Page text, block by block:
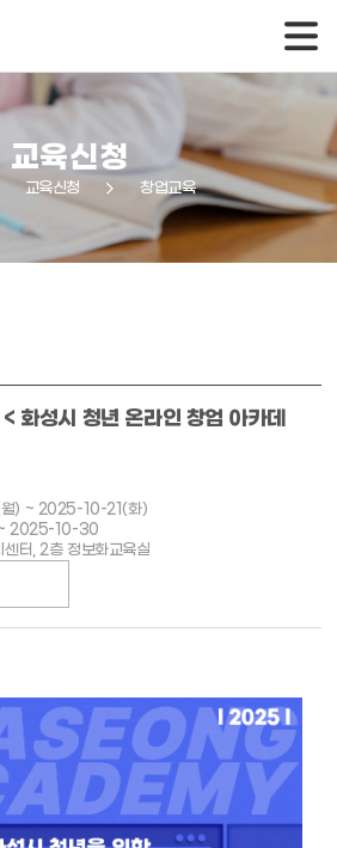
교육신청
교육신청 arrow_forward_ios 창업교육
화성시 청년 온라인 창업 아카데
) ~ 2025-10-21(화)
2025-10-30
터, 2층 정보화교육실